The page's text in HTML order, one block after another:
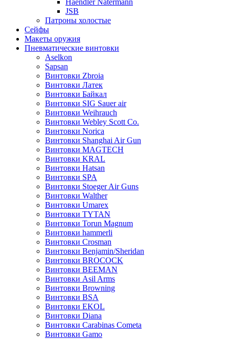
JSB
Патроны холостые
Сейфы
Макеты оружия
Пневматические винтовки
Aselkon
Sapsan
Винтовки Zbroia
Винтовки Латек
Винтовки Байкал
Винтовки SIG Sauer air
Винтовки Weihrauch
Винтовки Webley Scott Co.
Винтовки Norica
Винтовки Shanghai Air Gun
Винтовки MAGTECH
Винтовки KRAL
Винтовки Hatsan
Винтовки SPA
Винтовки Stoeger Air Guns
Винтовки Walther
Винтовки Umarex
Винтовки TYTAN
Винтовки Torun Magnum
Винтовки hammerli
Винтовки Crosman
Винтовки Benjamin/Sheridan
Винтовки BROCOCK
Винтовки BEEMAN
Винтовки Asil Arms
Винтовки Browning
Винтовки BSA
Винтовки EKOL
Винтовки Diana
Винтовки Carabinas Cometa
Винтовки Gamo